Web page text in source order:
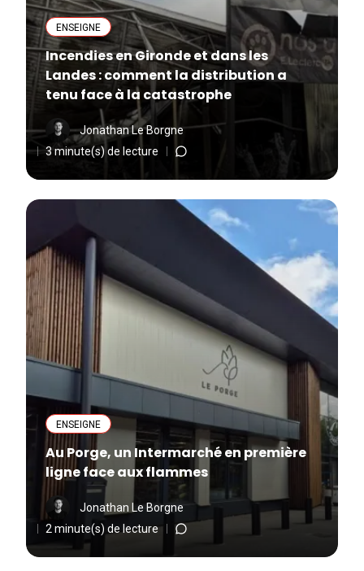
ENSEIGNE
Incendies en Gironde et dans les
Landes : comment la distribution a
tenu face à la catastrophe
Jonathan Le Borgne
3 minute(s) de lecture
ENSEIGNE
Au Porge, un Intermarché en première
ligne face aux flammes
Jonathan Le Borgne
2 minute(s) de lecture